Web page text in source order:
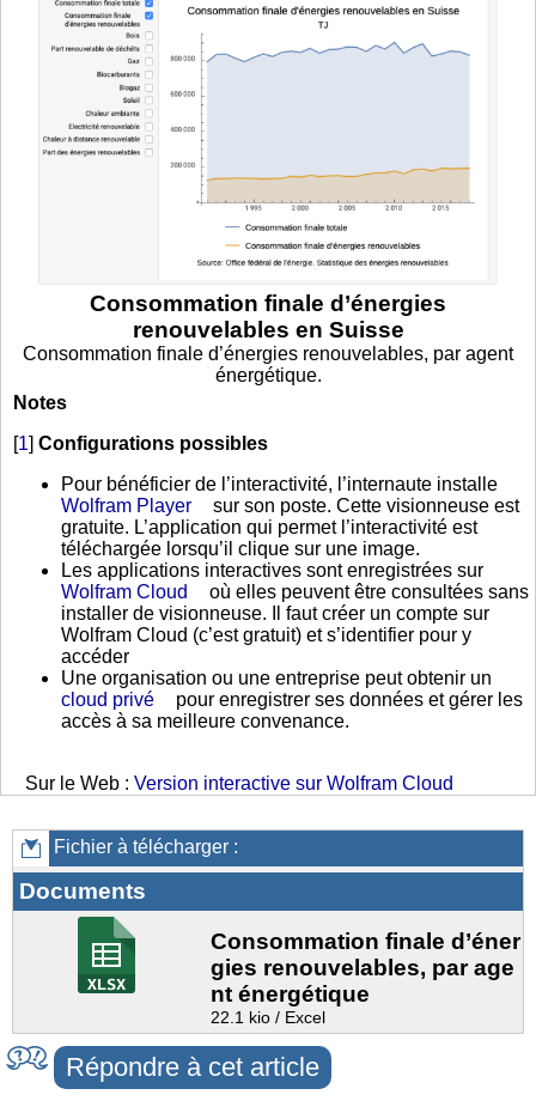
Consommation finale d’énergies
renouvelables en Suisse
Consommation finale d’énergies renouvelables, par agent
énergétique.
Notes
[1] Configurations possibles
Pour bénéficier de l’interactivité, l’internaute installe
Wolfram Player
sur son poste. Cette visionneuse est
gratuite. L’application qui permet l’interactivité est
téléchargée lorsqu’il clique sur une image.
Les applications interactives sont enregistrées sur
Wolfram Cloud
où elles peuvent être consultées sans
installer de visionneuse. Il faut créer un compte sur
Wolfram Cloud (c’est gratuit) et s’identifier pour y
accéder
Une organisation ou une entreprise peut obtenir un
cloud privé
pour enregistrer ses données et gérer les
accès à sa meilleure convenance.
Sur le Web : Version interactive sur Wolfram Cloud
Fichier à télécharger :
Documents
Consommation finale d’éner
gies renouvelables, par age
nt énergétique
22.1 kio / Excel
Répondre à cet article